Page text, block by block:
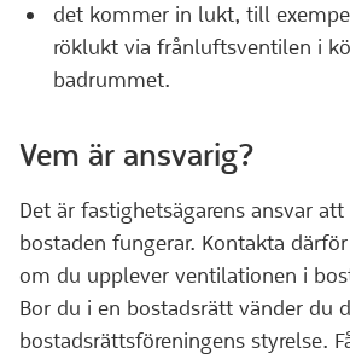
det kommer in lukt, till
röklukt via frånluftsventilen i
badrummet.
Vem är ansvarig?
Det är fastighetsägarens ansvar
bostaden fungerar. Kontakta
om du upplever ventilationen i
Bor du i en bostadsrätt vänder du
bostadsrättsföreningens styrelse.